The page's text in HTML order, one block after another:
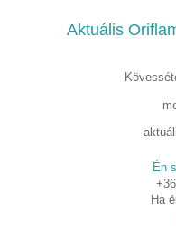
Aktuális
Én
Ha